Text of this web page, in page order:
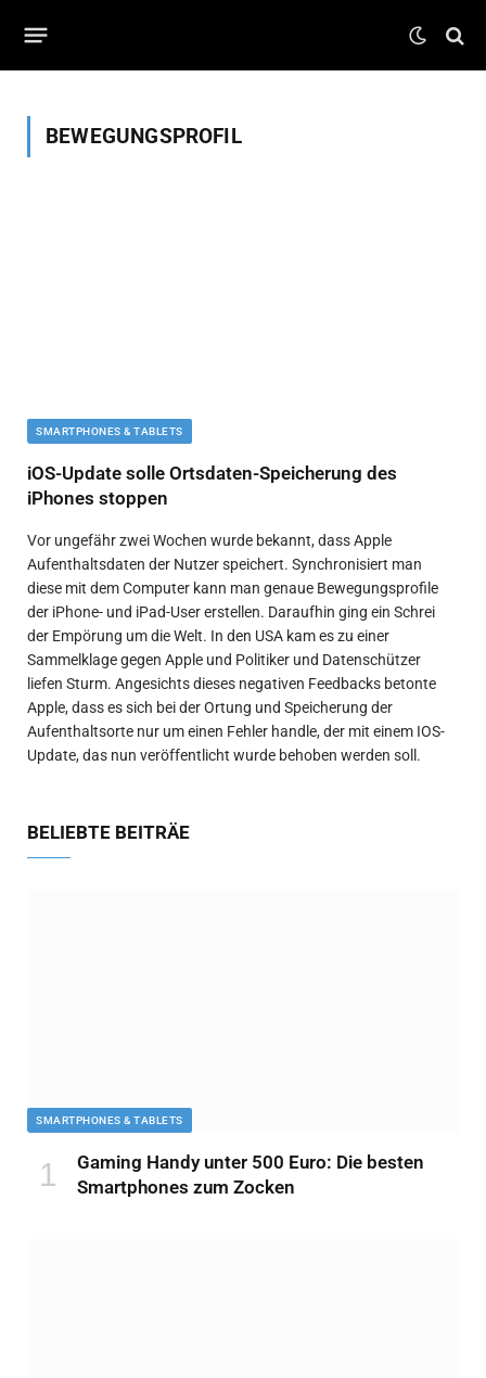
BEWEGUNGSPROFIL
SMARTPHONES & TABLETS
iOS-Update solle Ortsdaten-Speicherung des
iPhones stoppen
Vor ungefähr zwei Wochen wurde bekannt, dass Apple
Aufenthaltsdaten der Nutzer speichert. Synchronisiert man
diese mit dem Computer kann man genaue Bewegungsprofile
der iPhone- und iPad-User erstellen. Daraufhin ging ein Schrei
der Empörung um die Welt. In den USA kam es zu einer
Sammelklage gegen Apple und Politiker und Datenschützer
liefen Sturm. Angesichts dieses negativen Feedbacks betonte
Apple, dass es sich bei der Ortung und Speicherung der
Aufenthaltsorte nur um einen Fehler handle, der mit einem IOS-
Update, das nun veröffentlicht wurde behoben werden soll.
BELIEBTE BEITRÄE
SMARTPHONES & TABLETS
Gaming Handy unter 500 Euro: Die besten
Smartphones zum Zocken